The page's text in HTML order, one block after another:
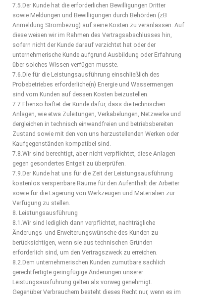
7.5.Der Kunde hat die erforderlichen Bewilligungen Dritter
sowie Meldungen und Bewilligungen durch Behörden (zB
Anmeldung Strombezug) auf seine Kosten zu veranlassen. Auf
diese weisen wir im Rahmen des Vertragsabschlusses hin,
sofern nicht der Kunde darauf verzichtet hat oder der
unternehmerische Kunde aufgrund Ausbildung oder Erfahrung
über solches Wissen verfügen musste.
7.6.Die für die Leistungsausführung einschließlich des
Probebetriebes erforderliche(n) Energie und Wassermengen
sind vom Kunden auf dessen Kosten beizustellen.
7.7.Ebenso haftet der Kunde dafür, dass die technischen
Anlagen, wie etwa Zuleitungen, Verkabelungen, Netzwerke und
dergleichen in technisch einwandfreien und betriebsbereiten
Zustand sowie mit den von uns herzustellenden Werken oder
Kaufgegenständen kompatibel sind.
7.8.Wir sind berechtigt, aber nicht verpflichtet, diese Anlagen
gegen gesondertes Entgelt zu überprüfen.
7.9.Der Kunde hat uns für die Zeit der Leistungsausführung
kostenlos versperrbare Räume für den Aufenthalt der Arbeiter
sowie für die Lagerung von Werkzeugen und Materialien zur
Verfügung zu stellen.
8. Leistungsausführung
8.1.Wir sind lediglich dann verpflichtet, nachträgliche
Änderungs- und Erweiterungswünsche des Kunden zu
berücksichtigen, wenn sie aus technischen Gründen
erforderlich sind, um den Vertragszweck zu erreichen.
8.2.Dem unternehmerischen Kunden zumutbare sachlich
gerechtfertigte geringfügige Änderungen unserer
Leistungsausführung gelten als vorweg genehmigt.
Gegenüber Verbrauchern besteht dieses Recht nur, wenn es im